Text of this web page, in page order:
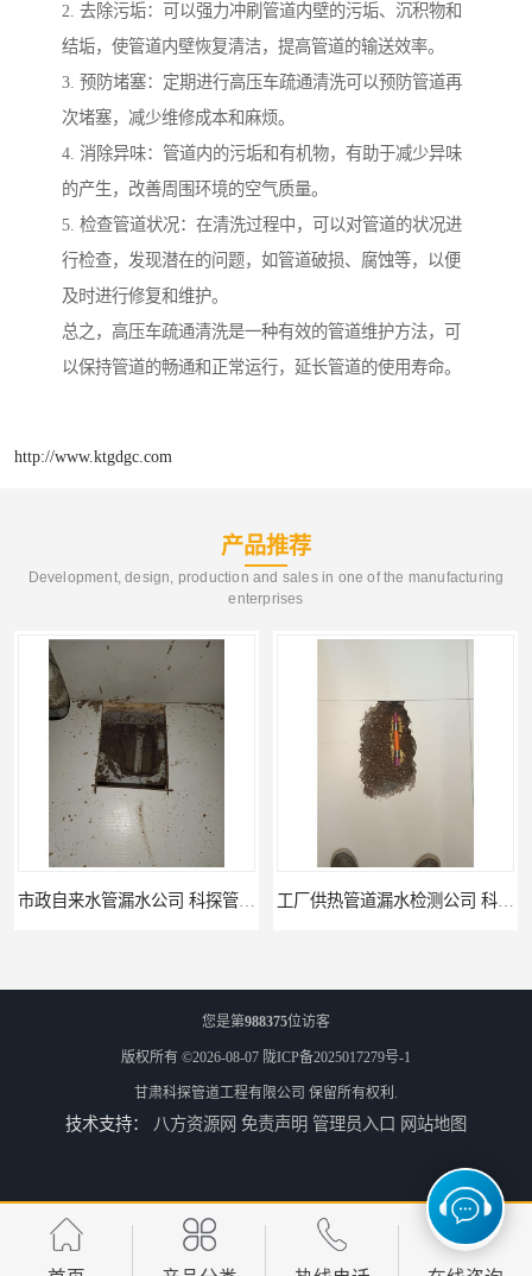
2. 去除污垢：可以强力冲刷管道内壁的污垢、沉积物和
结垢，使管道内壁恢复清洁，提高管道的输送效率。
3. 预防堵塞：定期进行高压车疏通清洗可以预防管道再
次堵塞，减少维修成本和麻烦。
4. 消除异味：管道内的污垢和有机物，有助于减少异味
的产生，改善周围环境的空气质量。
5. 检查管道状况：在清洗过程中，可以对管道的状况进
行检查，发现潜在的问题，如管道破损、腐蚀等，以便
及时进行修复和维护。
总之，高压车疏通清洗是一种有效的管道维护方法，可
以保持管道的畅通和正常运行，延长管道的使用寿命。
http://www.ktgdgc.com
产品推荐
Development, design, production and sales in one of the manufacturing
enterprises
公司仪器测漏电话 科探管道工程
工厂管道工程 科探管道工程 市政供热管道漏水检测 科探管道工程
您是第988375位访客
版权所有 ©2026-08-07 陇ICP备2025017279号-1
甘肃科探管道工程有限公司 保留所有权利.
技术支持： 八方资源网 免责声明 管理员入口 网站地图